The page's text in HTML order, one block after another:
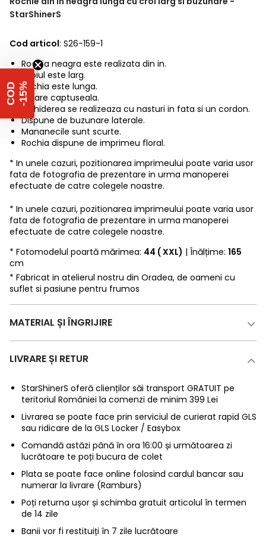
StarShinerS
Cod articol: S26-159-1
Rochia neagra este realizata din in.
Croiul este larg.
Rochia este lunga.
Nu are captuseala.
Inchiderea se realizeaza cu nasturi in fata si un cordon.
Dispune de buzunare laterale.
Mananecile sunt scurte.
Rochia dispune de imprimeu floral.
* In unele cazuri, pozitionarea imprimeului poate varia usor
fata de fotografia de prezentare in urma manoperei
efectuate de catre colegele noastre.
* In unele cazuri, pozitionarea imprimeului poate varia usor
fata de fotografia de prezentare in urma manoperei
efectuate de catre colegele noastre.
* Fotomodelul poartă mărimea: 44 ( XXL) | Înălțime: 165
cm
* Fabricat in atelierul nostru din Oradea, de oameni cu
suflet si pasiune pentru frumos
MATERIAL ȘI ÎNGRIJIRE
LIVRARE ȘI RETUR
StarShinerS oferă clienților săi transport GRATUIT pe
teritoriul României la comenzi de minim 399 Lei
Livrarea se poate face prin serviciul de curierat rapid GLS
sau ridicare de la GLS Locker / Easybox
Comandă astăzi până în ora 16:00 și următoarea zi
lucrătoare te poți bucura de colet
Plata se poate face online folosind cardul bancar sau
numerar la livrare (Ramburs)
Poți returna ușor și schimba gratuit articolul în termen
de 14 zile
Banii vor fi restituiți în 7 zile lucrătoare
C
O
D
-
1
5 %